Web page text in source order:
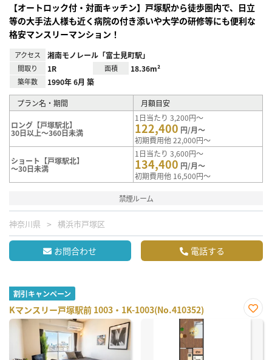
【オートロック付・対面キッチン】戸塚駅から徒歩圏内で、日立
等の大手法人様も近く病院の付き添いや大学の研修等にも便利な
格安マンスリーマンション！
アクセス 湘南モノレール「富士見町駅」
間取り 1R 面積 18.36m²
築年数 1990年 6月 築
プラン名・期間 月額目安
ロング【戸塚駅北】
30日以上～360日未満
1日当たり 3,200円～
122,400 円/月～
初期費用他 22,000円～
ショート【戸塚駅北】
～30日未満
1日当たり 3,600円～
134,400 円/月～
初期費用他 16,500円～
禁煙ルーム
神奈川県 横浜市戸塚区
お問合わせ 電話する
割引キャンペーン
Kマンスリー戸塚駅前 1003・1K-1003(No.410352)
お気